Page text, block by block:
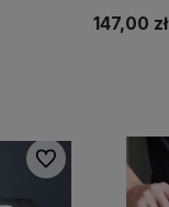
147,00 zł
Do ulubionych